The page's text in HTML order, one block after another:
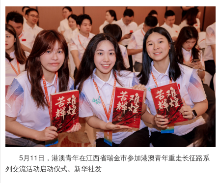
5月11日，港澳青年在江西省瑞金市参加港澳青年重走长征路系
列交流活动启动仪式。新华社发